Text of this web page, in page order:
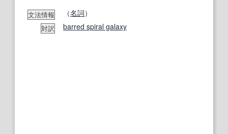
文法情報 （名詞）
対訳 barred spiral galaxy